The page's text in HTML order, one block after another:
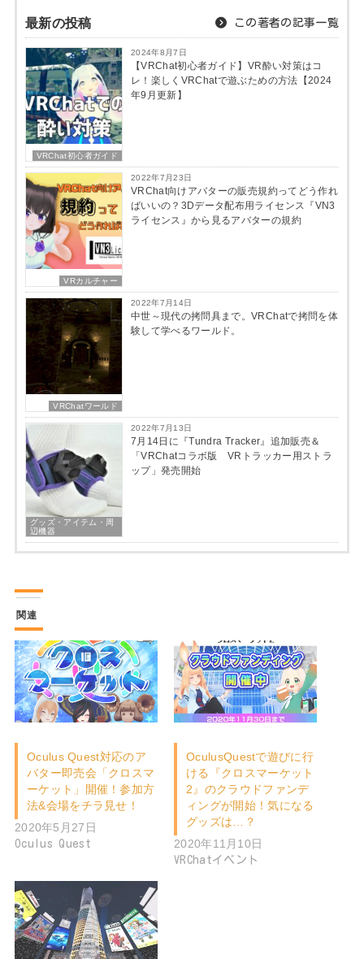
最新の投稿 この著者の記事一覧
VRChat初心者ガイド
2024年8月7日
【VRChat初心者ガイド】VR酔い対策はコ
レ！楽しくVRChatで遊ぶための方法【2024
年9月更新】
VRカルチャー
2022年7月23日
VRChat向けアバターの販売規約ってどう作れ
ばいいの？3Dデータ配布用ライセンス『VN3
ライセンス』から見るアバターの規約
VRChatワールド
2022年7月14日
中世～現代の拷問具まで。VRChatで拷問を体
験して学べるワールド。
グッズ・アイテム・周
辺機器
2022年7月13日
7月14日に『Tundra Tracker』追加販売＆
「VRChatコラボ版 VRトラッカー用ストラ
ップ」発売開始
関連
Oculus Quest対応のア
バター即売会「クロスマ
ーケット」開催！参加方
法&会場をチラ見せ！
2020年5月27日
Oculus Quest
OculusQuestで遊びに行
ける『クロスマーケット
2』のクラウドファンデ
ィングが開始！気になる
グッズは…？
2020年11月10日
VRChatイベント